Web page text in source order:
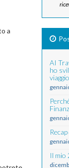
a
AI
ho
Il mio